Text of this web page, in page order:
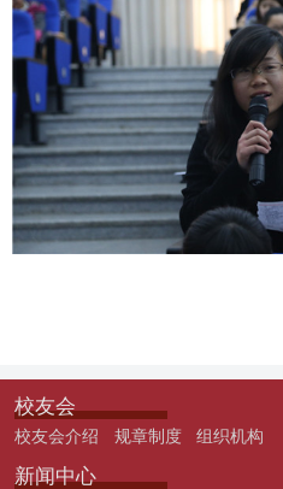
校友会
校友会介绍 规章制度 组织机构
新闻中心